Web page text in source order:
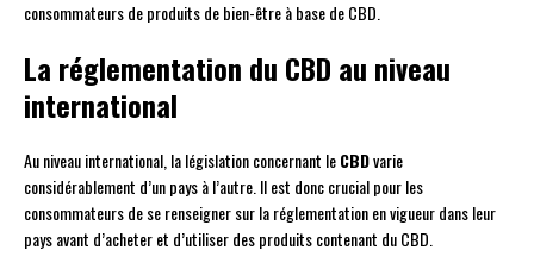
consommateurs de produits de bien-être à base de CBD.
La réglementation du CBD au niveau
international
Au niveau international, la législation concernant leCBDvarie
considérablement d’un pays à l’autre. Il est donc crucial pour les
consommateurs de se renseigner sur la réglementation en vigueur dans leur
pays avant d’acheter et d’utiliser des produits contenant du CBD.